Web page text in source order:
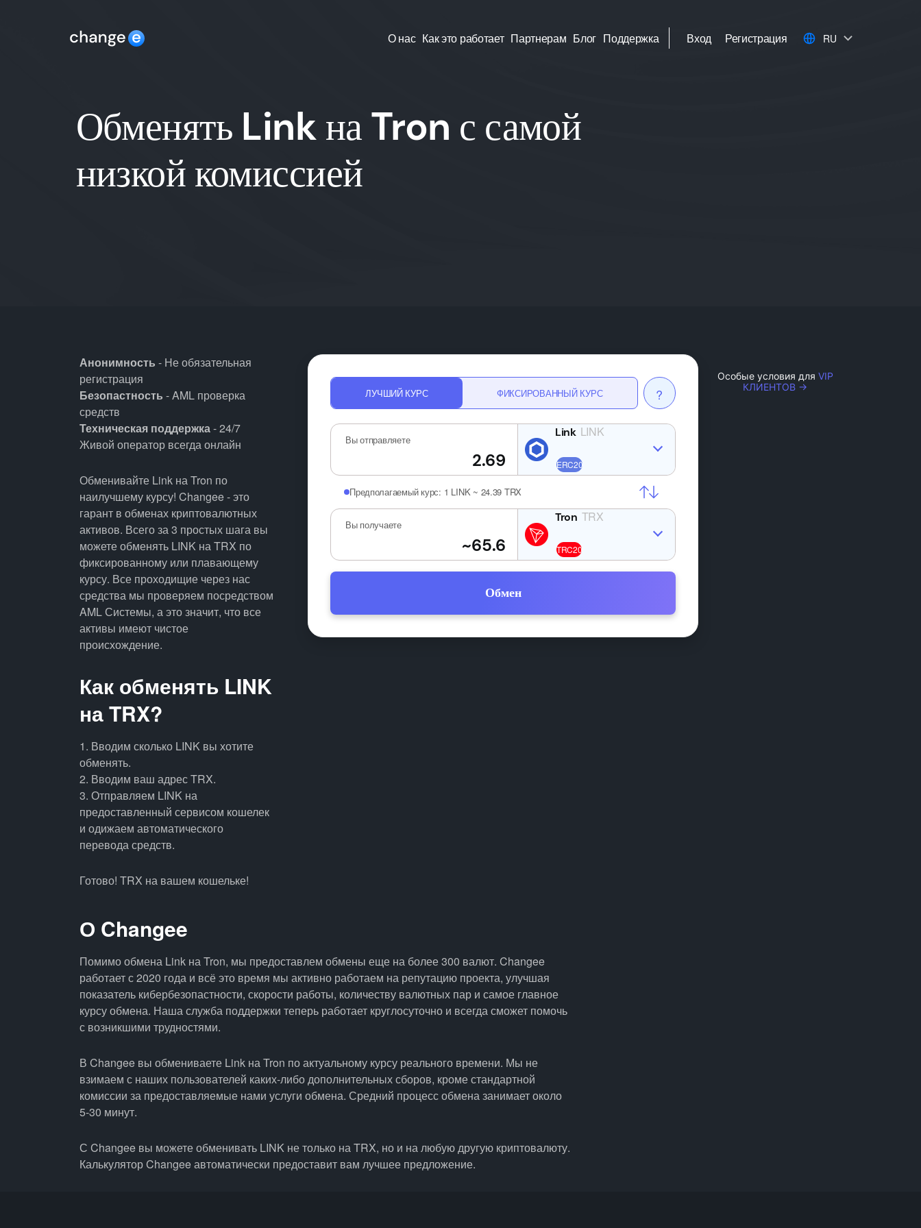
О нас Как это работает Партнерам Блог Поддержка Вход Регистрация RU
Обменять Link на Tron с самой
низкой комиссией
Анонимность - Не обязательная
регистрация
Безопастность - AML проверка
средств
Техническая поддержка- 24/7
Живой оператор всегда онлайн
Обменивайте Link на Tron по
наилучшему курсу! Changee - это
гарант в обменах криптовалютных
активов. Всего за 3 простых шага вы
можете обменять LINK на TRX по
фиксированному или плавающему
курсу. Все проходищие через нас
средства мы проверяем посредством
AML Системы, а это значит, что все
активы имеют чистое
происхождение.
Как обменять LINK
на TRX?
1. Вводим сколько LINK вы хотите
обменять.
2. Вводим ваш адрес TRX.
3. Отправляем LINK на
предоставленный сервисом кошелек
и одижаем автоматического
перевода средств.
Готово! TRX на вашем кошельке!
ЛУЧШИЙ КУРС ФИКСИРОВАННЫЙ КУРС ?
Вы отправляете
LINK
Предполагаемый курс: 1 LINK ~ 24.39 TRX
Вы получаете
TRX
Обмен
Особые условия для VIP
КЛИЕНТОВ →
О Changee
Помимо обмена Link на Tron, мы предоставлем обмены еще на более 300 валют. Changee
работает с 2020 года и всё это время мы активно работаем на репутацию проекта, улучшая
показатель кибербезопастности, скорости работы, количеству валютных пар и самое главное
курсу обмена. Наша служба поддержки теперь работает круглосуточно и всегда сможет помочь
с возникшими трудностями.
В Changee вы обмениваете Link на Tron по актуальному курсу реального времени. Мы не
взимаем с наших пользователей каких-либо дополнительных сборов, кроме стандартной
комиссии за предоставляемые нами услуги обмена. Средний процесс обмена занимает около
5-30 минут.
С Changee вы можете обменивать LINK не только на TRX, но и на любую другую криптовалюту.
Калькулятор Changee автоматически предоставит вам лучшее предложение.